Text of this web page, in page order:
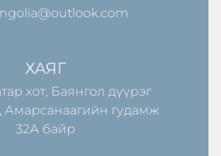
ХАЯГ
хот, Баянгол дүүрэг
Амарсанаагийн гудамж
32А байр